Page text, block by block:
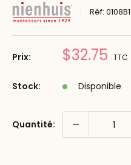
Réf:0108B1
Prix: Prix
$32.75 TTC
Stock: Disponible
Quantité: